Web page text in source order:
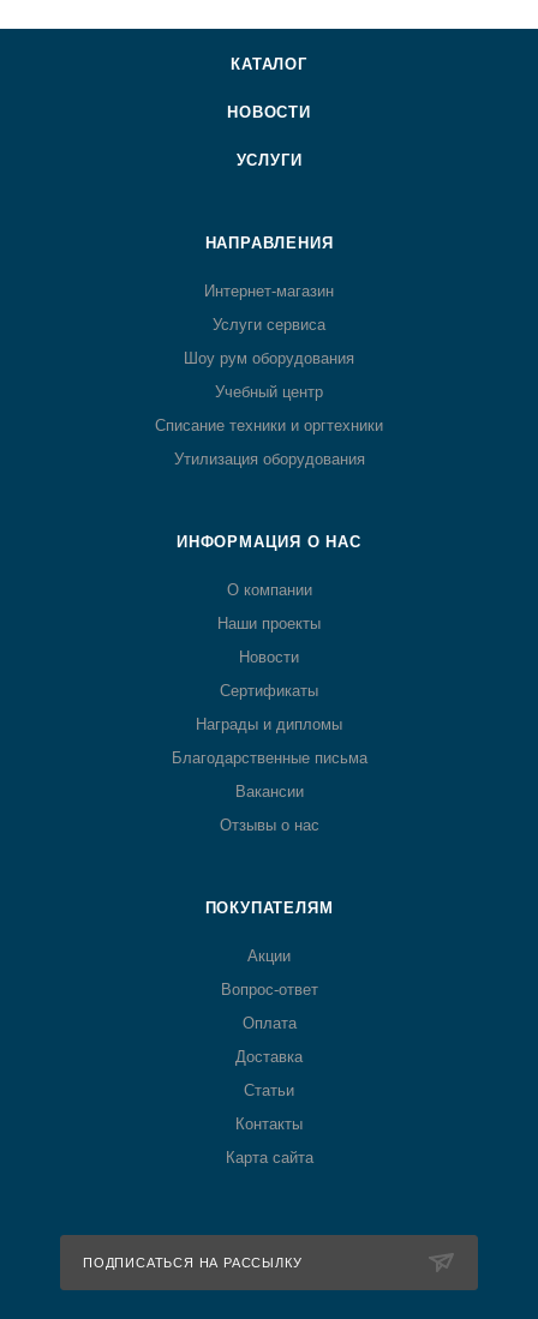
КАТАЛОГ
НОВОСТИ
УСЛУГИ
НАПРАВЛЕНИЯ
Интернет-магазин
Услуги сервиса
Шоу рум оборудования
Учебный центр
Списание техники и оргтехники
Утилизация оборудования
ИНФОРМАЦИЯ О НАС
О компании
Наши проекты
Новости
Сертификаты
Награды и дипломы
Благодарственные письма
Вакансии
Отзывы о нас
ПОКУПАТЕЛЯМ
Акции
Вопрос-ответ
Оплата
Доставка
Статьи
Контакты
Карта сайта
ПОДПИСАТЬСЯ НА РАССЫЛКУ